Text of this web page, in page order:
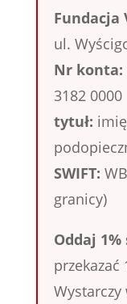
Fundacja
ul.
Nr konta:
3182 0000
tytuł:
SWIFT:
granicy)
Oddaj
przekazać
Wystarczy